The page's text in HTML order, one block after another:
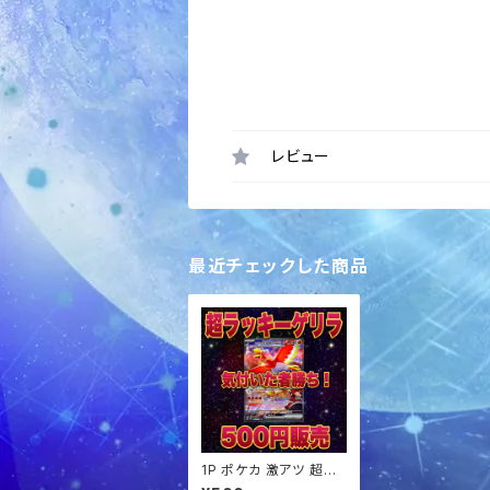
レビュー
最近チェックした商品
1P ポケカ 激アツ 超ラッ
キーゲリラ パック オリ